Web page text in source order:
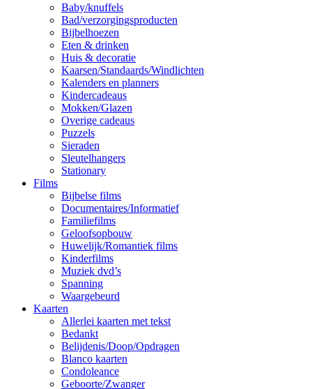
Baby/knuffels
Bad/verzorgingsproducten
Bijbelhoezen
Eten & drinken
Huis & decoratie
Kaarsen/Standaards/Windlichten
Kalenders en planners
Kindercadeaus
Mokken/Glazen
Overige cadeaus
Puzzels
Sieraden
Sleutelhangers
Stationary
Films
Bijbelse films
Documentaires/Informatief
Familiefilms
Geloofsopbouw
Huwelijk/Romantiek films
Kinderfilms
Muziek dvd’s
Spanning
Waargebeurd
Kaarten
Allerlei kaarten met tekst
Bedankt
Belijdenis/Doop/Opdragen
Blanco kaarten
Condoleance
Geboorte/Zwanger